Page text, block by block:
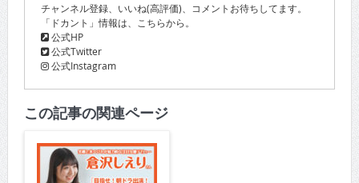
チャンネル登録、いいね(高評価)、コメントお待ちしてます。
「ドカント」情報は、こちらから。
公式HP
公式Twitter
公式Instagram
この記事の関連ページ